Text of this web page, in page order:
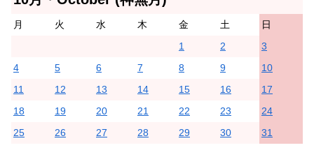
月 火 水 木 金 土
日
1
2
3
4
5 6 7 8 9
10
11
12 13 14 15 16
17
18
19 20 21 22 23
24
25
26 27 28 29 30 31